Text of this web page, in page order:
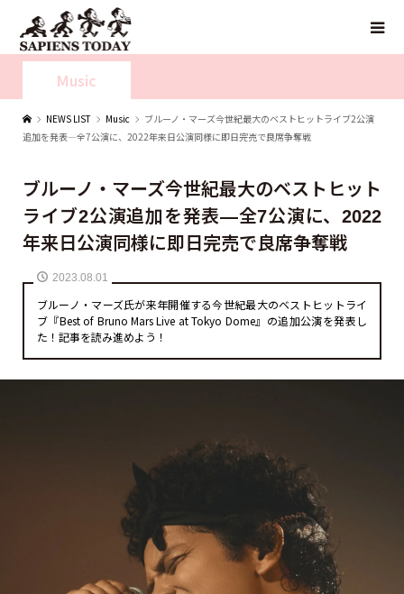
Music
NEWS LIST Music
ブルーノ・マーズ今世紀最大のベストヒットライブ2公演
追加を発表—全7公演に、2022年来日公演同様に即日完売で良席争奪戦
ブルーノ・マーズ今世紀最大のベストヒット
ライブ2公演追加を発表—全7公演に、2022
年来日公演同様に即日完売で良席争奪戦
2023.08.01
ブルーノ・マーズ氏が来年開催する今世紀最大のベストヒットライ
ブ『Best of Bruno Mars Live at Tokyo Dome』の追加公演を発表し
た！記事を読み進めよう！